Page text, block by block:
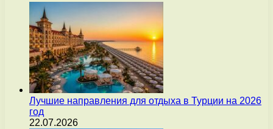
Лучшие направления для отдыха в Турции на 2026
год
22.07.2026